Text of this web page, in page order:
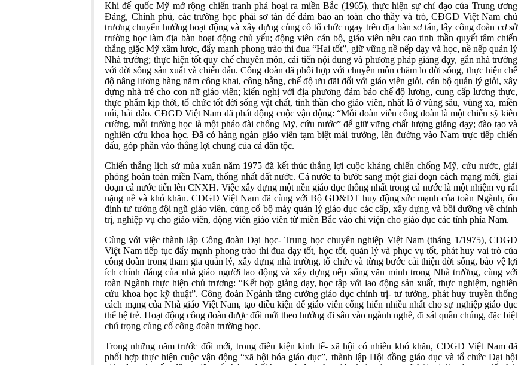
Khi đế quốc Mỹ mở rộng chiến tranh phá hoại ra miền Bắc (1965), thực hiện sự chỉ đạo của Trung ương
Đảng, Chính phủ, các trường học phải sơ tán để đảm bảo an toàn cho thầy và trò, CĐGD Việt Nam chủ
trương chuyển hướng hoạt động và xây dựng củng cố tổ chức ngay trên địa bàn sơ tán, lấy công đoàn cơ sở
trường học làm địa bàn hoạt động chủ yếu; động viên cán bộ, giáo viên nêu cao tinh thần quyết tâm chiến
thắng giặc Mỹ xâm lược, đẩy mạnh phong trào thi đua “Hai tốt”, giữ vững nề nếp dạy và học, nề nếp quản lý
Nhà trường; thực hiện tốt quy chế chuyên môn, cải tiến nội dung và phương pháp giảng dạy, gắn nhà trường
với đời sống sản xuất và chiến đấu. Công đoàn đã phối hợp với chuyên môn chăm lo đời sống, thực hiện chế
độ nâng lương hàng năm công khai, công bằng, chế độ ưu đãi đối với giáo viên giỏi, cán bộ quản lý giỏi, xây
dựng nhà trẻ cho con nữ giáo viên; kiến nghị với địa phương đảm bảo chế độ lương, cung cấp lương thực,
thực phẩm kịp thời, tổ chức tốt đời sống vật chất, tinh thần cho giáo viên, nhất là ở vùng sâu, vùng xa, miền
núi, hải đảo. CĐGD Việt Nam đã phát động cuộc vận động: “Mỗi đoàn viên công đoàn là một chiến sỹ kiên
cường, mỗi trường học là một pháo đài chống Mỹ, cứu nước” để giữ vững chất lượng giảng dạy; đào tạo và
nghiên cứu khoa học. Đã có hàng ngàn giáo viên tạm biệt mái trường, lên đường vào Nam trực tiếp chiến
đấu, góp phần vào thắng lợi chung của cả dân tộc.
Chiến thắng lịch sử mùa xuân năm 1975 đã kết thúc thắng lợi cuộc kháng chiến chống Mỹ, cứu nước, giải
phóng hoàn toàn miền Nam, thống nhất đất nước. Cả nước ta bước sang một giai đoạn cách mạng mới, giai
đoạn cả nước tiến lên CNXH. Việc xây dựng một nền giáo dục thống nhất trong cả nước là một nhiệm vụ rất
nặng nề và khó khăn. CĐGD Việt Nam đã cùng với Bộ GD&ĐT huy động sức mạnh của toàn Ngành, ổn
định tư tưởng đội ngũ giáo viên, củng cố bộ máy quản lý giáo dục các cấp, xây dựng và bồi dưỡng về chính
trị, nghiệp vụ cho giáo viên, động viên giáo viên từ miền Bắc vào chi viện cho giáo dục các tỉnh phía Nam.
Cùng với việc thành lập Công đoàn Đại học- Trung học chuyên nghiệp Việt Nam (tháng 1/1975), CĐGD
Việt Nam tiếp tục đẩy mạnh phong trào thi đua dạy tốt, học tốt, quản lý và phục vụ tốt, phát huy vai trò của
công đoàn trong tham gia quản lý, xây dựng nhà trường, tổ chức và từng bước cải thiện đời sống, bảo vệ lợi
ích chính đáng của nhà giáo người lao động và xây dựng nếp sống văn minh trong Nhà trường, cùng với
toàn Ngành thực hiện chủ trương: “Kết hợp giảng dạy, học tập với lao động sản xuất, thực nghiệm, nghiên
cứu khoa học kỹ thuật”. Công đoàn Ngành tăng cường giáo dục chính trị- tư tưởng, phát huy truyền thống
cách mạng của Nhà giáo Việt Nam, tạo điều kiện để giáo viên cống hiến nhiều nhất cho sự nghiệp giáo dục
thế hệ trẻ. Hoạt động công đoàn được đổi mới theo hướng đi sâu vào ngành nghề, đi sát quần chúng, đặc biệt
chú trọng củng cố công đoàn trường học.
Trong những năm trước đổi mới, trong điều kiện kinh tế- xã hội có nhiều khó khăn, CĐGD Việt Nam đã
phối hợp thực hiện cuộc vận động “xã hội hóa giáo dục”, thành lập Hội đồng giáo dục và tổ chức Đại hội